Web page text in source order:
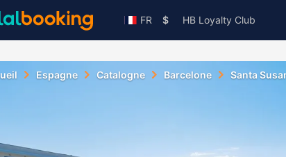
FR $ HB Loyalty Club
Espagne Catalogne Barcelone Santa